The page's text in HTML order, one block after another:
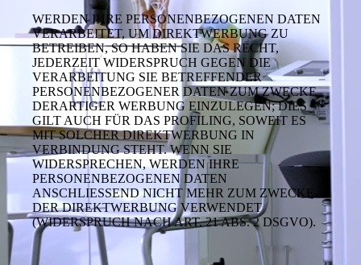
WERDEN IHRE PERSONENBEZOGENEN DATEN
VERARBEITET, UM DIREKTWERBUNG ZU
BETREIBEN, SO HABEN SIE DAS RECHT,
JEDERZEIT WIDERSPRUCH GEGEN DIE
VERARBEITUNG SIE BETREFFENDER
PERSONENBEZOGENER DATEN ZUM ZWECKE
DERARTIGER WERBUNG EINZULEGEN; DIES
GILT AUCH FÜR DAS PROFILING, SOWEIT ES
MIT SOLCHER DIREKTWERBUNG IN
VERBINDUNG STEHT. WENN SIE
WIDERSPRECHEN, WERDEN IHRE
PERSONENBEZOGENEN DATEN
ANSCHLIESSEND NICHT MEHR ZUM ZWECKE
DER DIREKTWERBUNG VERWENDET
(WIDERSPRUCH NACH ART. 21 ABS. 2 DSGVO).